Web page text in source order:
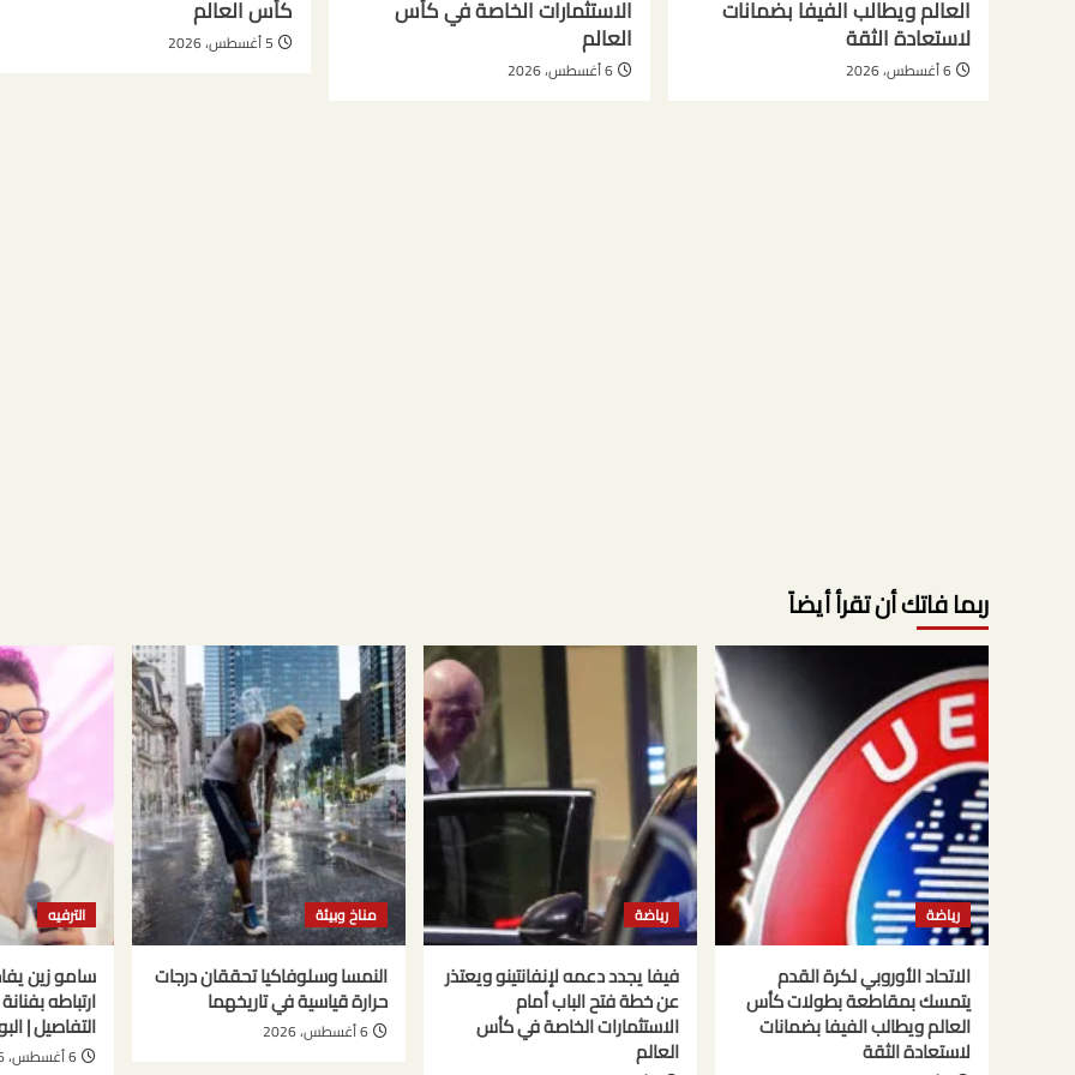
العالم ويطالب الفيفا بضمانات
لاستعادة الثقة
6 أغسطس، 2026
الاستثمارات الخاصة في كأس
العالم
6 أغسطس، 2026
كأس العالم
5 أغسطس، 2026
ربما فاتك أن تقرأ أيضاً
رياضة
الاتحاد الأوروبي لكرة القدم
يتمسك بمقاطعة بطولات كأس
العالم ويطالب الفيفا بضمانات
لاستعادة الثقة
رياضة
فيفا يجدد دعمه لإنفانتينو ويعتذر
عن خطة فتح الباب أمام
الاستثمارات الخاصة في كأس
العالم
مناخ وبيئة
النمسا وسلوفاكيا تحققان درجات
حرارة قياسية في تاريخهما
6 أغسطس، 2026
الترفيه
سامو زين
ارتباطه
التفاصيل |
6 أغسطس، 2026